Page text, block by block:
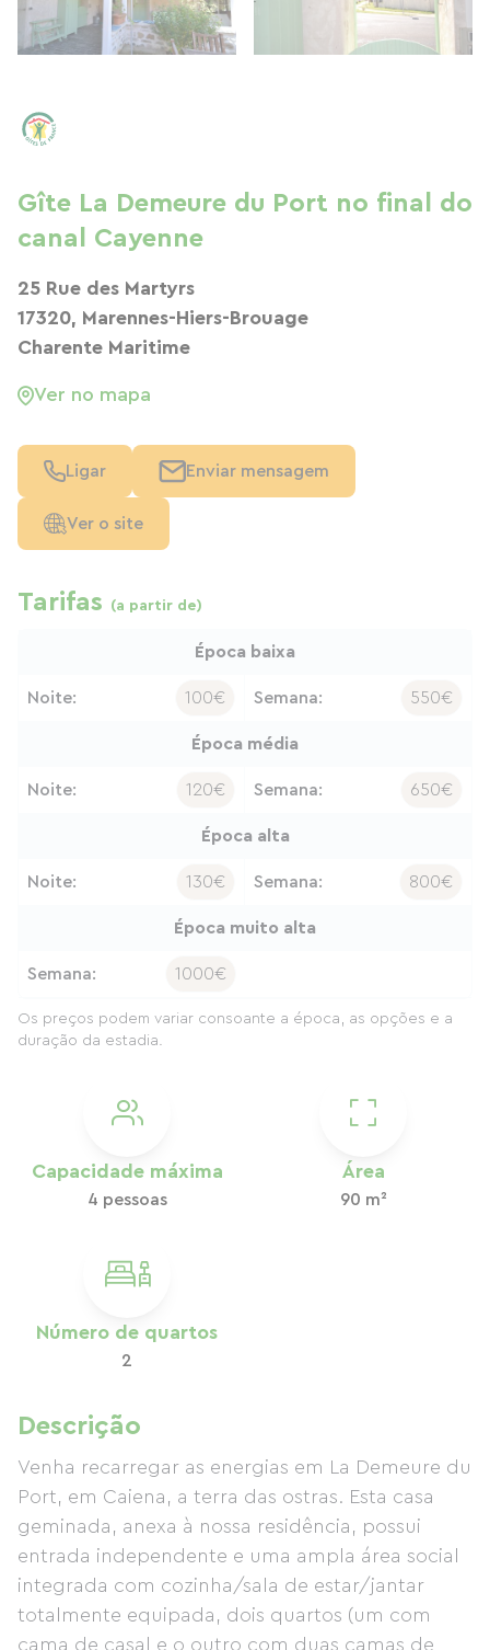
Capacidade máxima
4 pessoas
Área
90 m²
Número de quartos
2
Descrição
Venha recarregar as energias em La Demeure du
Port, em Caiena, a terra das ostras. Esta casa
geminada, anexa à nossa residência, possui
entrada independente e uma ampla área social
integrada com cozinha/sala de estar/jantar
totalmente equipada, dois quartos (um com
cama de casal e o outro com duas camas de
Gîte La Demeure du Port no final do
canal Cayenne
25 Rue des Martyrs
17320, Marennes-Hiers-Brouage
Charente Maritime
Ver no mapa
Ligar Enviar mensagem
Ver o site
Tarifas (a partir de)
Época baixa
Noite: 100€ Semana: 550€
Época média
Noite: 120€ Semana: 650€
Época alta
Noite: 130€ Semana: 800€
Época muito alta
Semana: 1000€
Os preços podem variar consoante a época, as opções e a
duração da estadia.